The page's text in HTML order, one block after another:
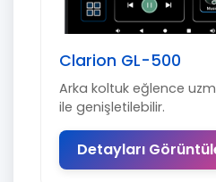
Clarion GL-500
Arka koltuk eğlence
ile genişletilebilir.
Detayları